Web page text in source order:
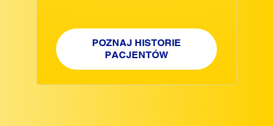
POZNAJ HISTORIE
PACJENTÓW